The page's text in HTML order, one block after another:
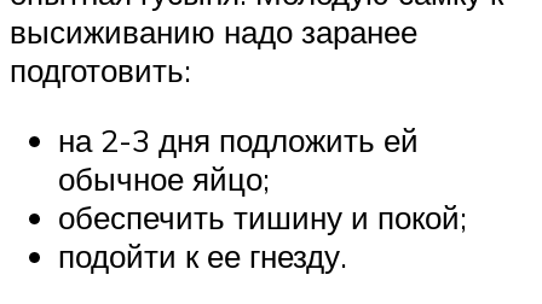
высиживанию надо заранее
подготовить:
на 2-3 дня подложить ей
обычное яйцо;
обеспечить тишину и покой;
подойти к ее гнезду.